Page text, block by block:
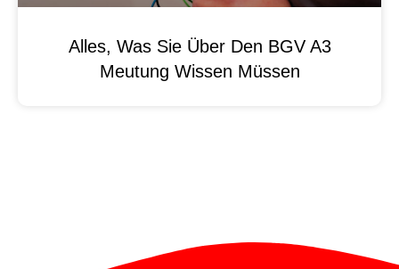
Alles, Was Sie Über Den BGV A3
Meutung Wissen Müssen